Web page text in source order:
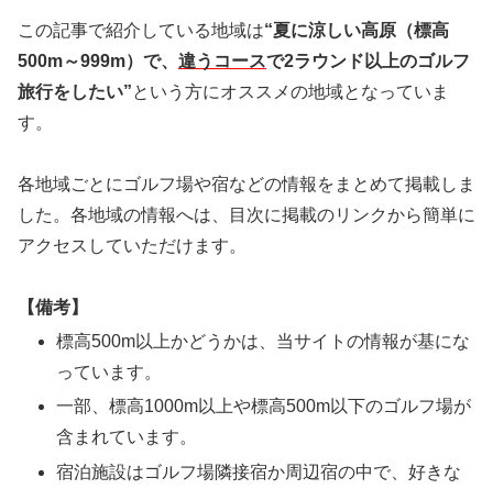
この記事で紹介している地域は“夏に涼しい高原（標高
500m～999m）で、 違うコースで2ラウンド以上のゴルフ
旅行をしたい”という方にオススメの地域となっていま
す。
各地域ごとにゴルフ場や宿などの情報をまとめて掲載しま
した。各地域の情報へは、目次に掲載のリンクから簡単に
アクセスしていただけます。
【備考】
標高500m以上かどうかは、当サイトの情報が基にな
っています。
一部、標高1000m以上や標高500m以下のゴルフ場が
含まれています。
宿泊施設はゴルフ場隣接宿か周辺宿の中で、好きな